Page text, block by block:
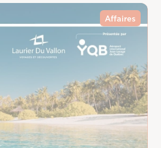
Affaires